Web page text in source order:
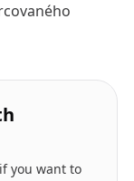
you want to